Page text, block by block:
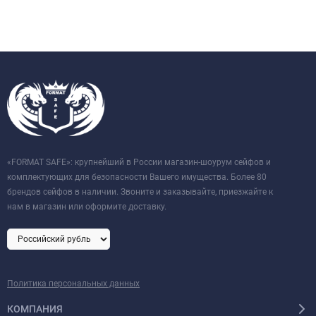
«FORMAT SAFE»: крупнейший в России магазин-шоурум сейфов и
комплектующих для безопасности Вашего имущества. Более 80
брендов сейфов в наличии. Звоните и заказывайте, приезжайте к
нам в магазин или оформите доставку.
Политика персональных данных
КОМПАНИЯ